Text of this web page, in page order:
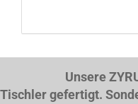
Unsere ZYRUS-
Tischler gefertigt.